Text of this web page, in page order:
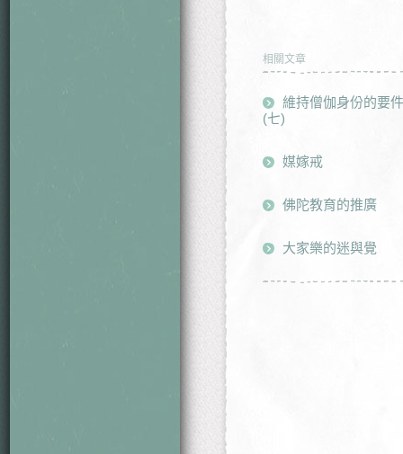
相關文章
維持僧伽身份的要
(七)
媒嫁戒
佛陀教育的推廣
大家樂的迷與覺